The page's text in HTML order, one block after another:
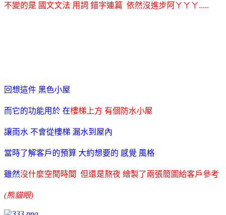
不變的是 國文文法 用詞 錯字連篇 依然沒進步阿ㄚㄚㄚ.....
回想這件 黑色小屋
而它的功能用於 在樓梯上方 有個防水小屋
讓雨水 不會從樓梯 漏水到屋內
當時了解客戶的預算 大約想要的 感覺 風格
雖然沒什麼空閒時間 但還是熬夜 繪製了兩張簡圖給客戶參考
(熊貓眼)